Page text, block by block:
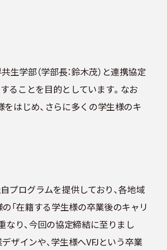
生学部（学部長：鈴木茂）と連携協定
ることを目的としています。なお
はじめ、さらに多くの学生様のキ
プログラムを提供しており、各地域
「在籍する学生様の卒業後のキャリ
なり、今回の協定締結に至りまし
ザインや、学生様へVFJという卒業